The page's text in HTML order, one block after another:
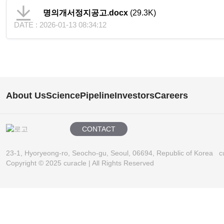
명의개서정지공고.docx (29.3K)
DATE : 2026-01-13 08:34:12
About UsSciencePipelineInvestorsCareers
CONTACT
23-1, Hyoryeong-ro, Seocho-gu, Seoul, 06694, Republic of Korea
Copyright © 2025 curacle | All Rights Reserved